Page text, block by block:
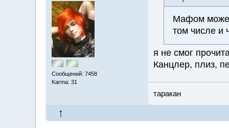
Сообщений: 7458
Karma: 31
Мафом
том числе и
я не смог
Канцлер, плиз,
таракан